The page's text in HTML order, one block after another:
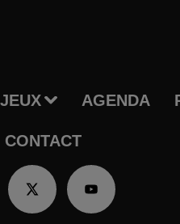
JEUX AGENDA
CONTACT